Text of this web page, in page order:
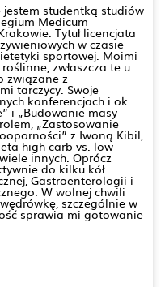
jestem studentką studiów
Medicum
Tytuł licencjata
w czasie
sportowej. Moimi
zwłaszcza te u
związane z
tarczycy. Swoje
konferencjach i ok.
i „Budowanie masy
„Zastosowanie
z Iwoną Kibil,
high carb vs. low
innych. Oprócz
do kilku kół
Gastroenterologii i
W wolnej chwili
szczególnie w
sprawia mi gotowanie